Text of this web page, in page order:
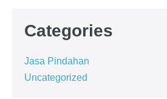
Categories
Jasa Pindahan
Uncategorized